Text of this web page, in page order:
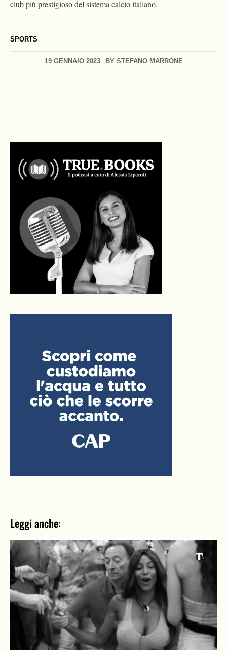
SPORTS
19 GENNAIO 2023 BY STEFANO MARRONE
club più prestigioso del sistema calcio italiano.
Leggi anche: